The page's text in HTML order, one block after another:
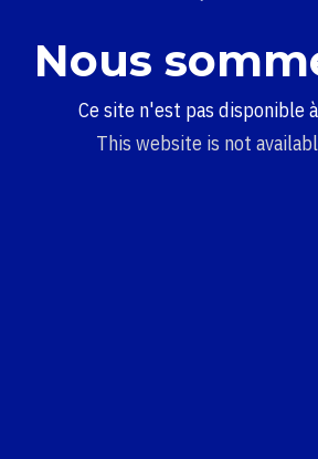
Nous
Ce site n'est pas disponible
This website is not